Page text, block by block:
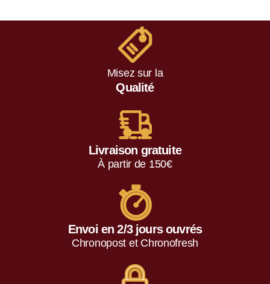
Misez sur la
Qualité
Livraison gratuite
À partir de 150€
Envoi en 2/3 jours ouvrés
Chronopost et Chronofresh